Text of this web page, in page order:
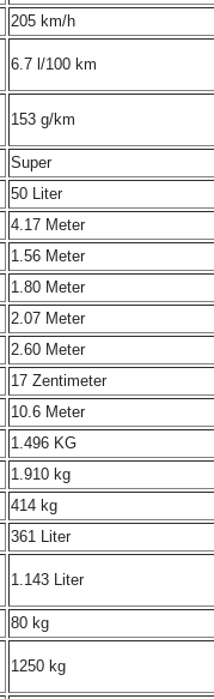
205 km/h
6.7 l/100 km
153 g/km
Super
50 Liter
4.17 Meter
1.56 Meter
1.80 Meter
2.07 Meter
2.60 Meter
17 Zentimeter
10.6 Meter
1.496 KG
1.910 kg
414 kg
361 Liter
1.143 Liter
80 kg
1250 kg